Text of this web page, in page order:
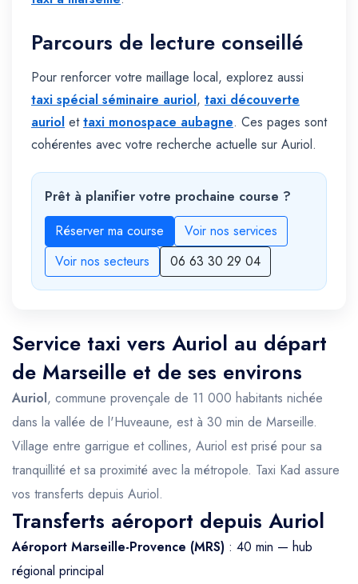
Parcours de lecture conseillé
Pour renforcer votre maillage local, explorez aussi
taxi spécial séminaire auriol, taxi découverte
auriol ettaxi monospace aubagne. Ces pages sont
cohérentes avec votre recherche actuelle sur Auriol.
Prêt à planifier votre prochaine course ?
Réserver ma course
Voir nos services
Voir nos secteurs
06 63 30 29 04
Service taxi vers Auriol au départ
de Marseille et de ses environs
Auriol, commune provençale de 11 000 habitants nichée
dans la vallée de l'Huveaune, est à 30 min de Marseille.
Village entre garrigue et collines, Auriol est prisé pour sa
tranquillité et sa proximité avec la métropole. Taxi Kad assure
vos transferts depuis Auriol.
Transferts aéroport depuis Auriol
Aéroport Marseille-Provence (MRS) : 40 min — hub
régional principal